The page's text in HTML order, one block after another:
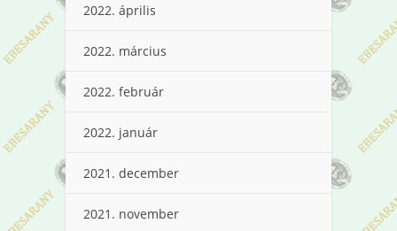
2022. április
2022. március
2022. február
2022. január
2021. december
2021. november